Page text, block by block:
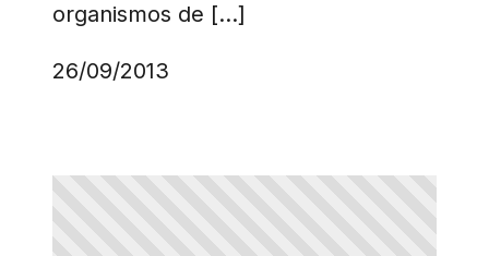
organismos de […]
26/09/2013